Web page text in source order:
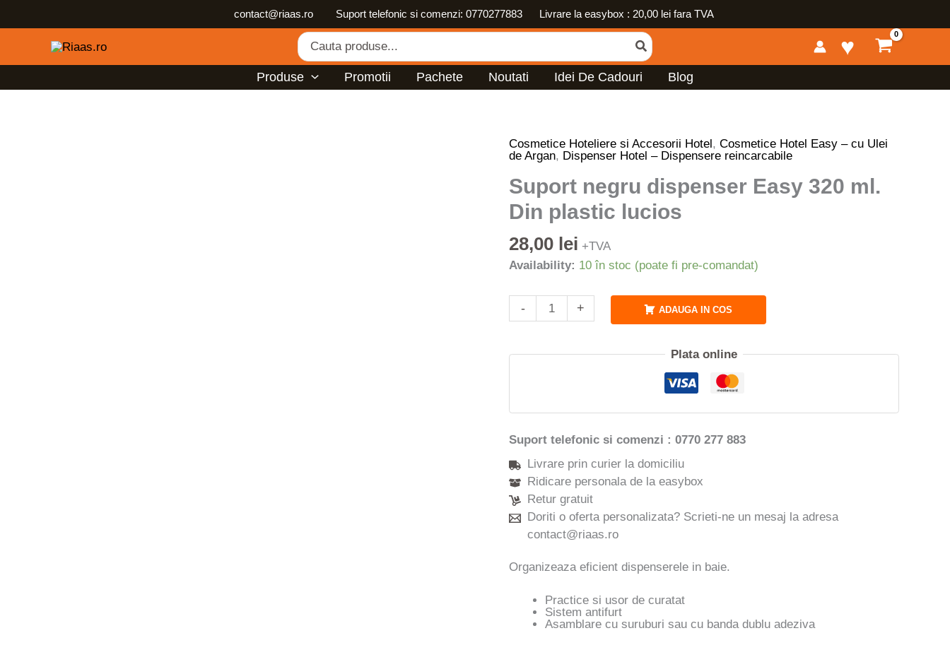
to
contact@riaas.ro Suport telefonic si comenzi: 0770277883 Livrare la easybox : 20,00 lei fara TVA
Search
for:
♥
Produse Promotii Pachete Noutati Idei De Cadouri Blog
Cosmetice Hoteliere si Accesorii Hotel, Cosmetice Hotel Easy – cu Ulei
de Argan, Dispenser Hotel – Dispensere reincarcabile
Suport negru dispenser Easy 320 ml.
Din plastic lucios
28,00 lei +TVA
Availability: 10 în stoc (poate fi pre-comandat)
-
Cantitate
Suport
negru
dispenser
Easy
320
ml.
Din
+ ADAUGA IN COS
Plata online
Suport telefonic si comenzi : 0770 277 883
Livrare prin curier la domiciliu
Ridicare personala de la easybox
Retur gratuit
Doriti o oferta personalizata? Scrieti-ne un mesaj la adresa
contact@riaas.ro
Organizeaza eficient dispenserele in baie.
Practice si usor de curatat
Sistem antifurt
Asamblare cu suruburi sau cu banda dublu adeziva